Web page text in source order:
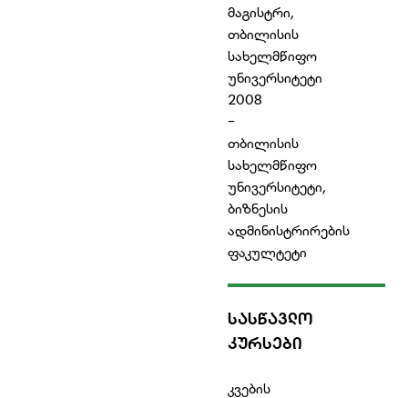
მაგისტრი,
თბილისის
სახელმწიფო
უნივერსიტეტი
2008
-
თბილისის
სახელმწიფო
უნივერსიტეტი,
ბიზნესის
ადმინისტრირების
ფაკულტეტი
ᲡᲐᲡᲬᲐᲕᲚᲝ
ᲙᲣᲠᲡᲔᲑᲘ
კვების